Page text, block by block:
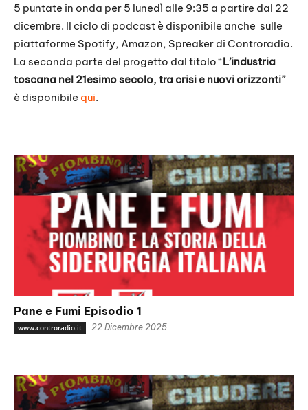
5 puntate in onda per 5 lunedì alle 9:35 a partire dal 22
dicembre. Il ciclo di podcast è disponibile anche sulle
piattaforme Spotify, Amazon, Spreaker di Controradio.
La seconda parte del progetto dal titolo “L’industria
toscana nel 21esimo secolo, tra crisi e nuovi orizzonti”
è disponibile qui.
Pane e Fumi Episodio 1
www.controradio.it 22 Dicembre 2025